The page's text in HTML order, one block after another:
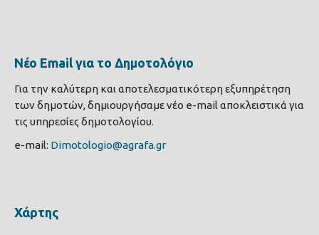
Νέο Email για το Δημοτολόγιο
Για την καλύτερη και αποτελεσματικότερη εξυπηρέτηση
των δημοτών, δημιουργήσαμε νέο e-mail αποκλειστικά για
τις υπηρεσίες δημοτολογίου.
e-mail: Dimotologio@agrafa.gr
Χάρτης